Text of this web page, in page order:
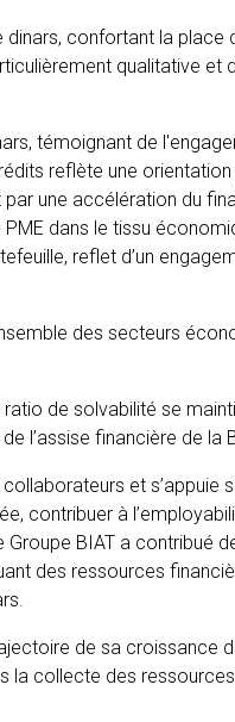
confortant la place
qualitative et
témoignant de
reflète une
une accélération du
dans le tissu
reflet d’un
des secteurs
de solvabilité se
l’assise financière de la
et s’appuie
contribuer à
BIAT a contribué
des ressources
de sa croissance
la collecte des